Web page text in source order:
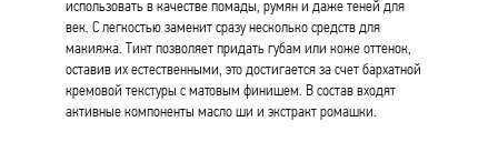
использовать в качестве помады, румян и даже теней для
век. С легкостью заменит сразу несколько средств для
макияжа. Тинт позволяет придать губам или коже оттенок,
оставив их естественными, это достигается за счет бархатной
кремовой текстуры с матовым финишем. В состав входят
активные компоненты масло ши и экстракт ромашки.